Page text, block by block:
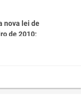
nova lei de
de 2010;
(225S/M a